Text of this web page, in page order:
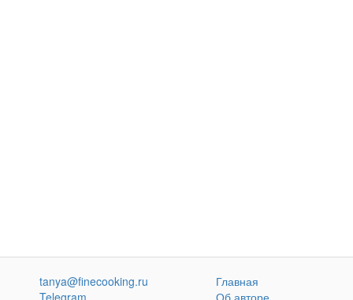
tanya@finecooking.ru
Telegram
Главная
Об авторе